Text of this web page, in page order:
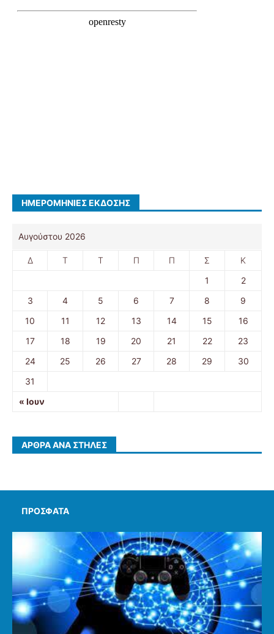
ΗΜΕΡΟΜΗΝΊΕΣ ΈΚΔΟΣΗΣ
Αυγούστου 2026
Δ Τ Τ Π Π Σ Κ
« Ιουν
1
2
3
4 5 6 7 8
9
10
11 12 13 14 15
16
17
18 19 20 21 22
23
24
25 26 27 28 29
30
31
ΆΡΘΡΑ ΑΝΆ ΣΤΉΛΕΣ
ΠΡΌΣΦΑΤΑ